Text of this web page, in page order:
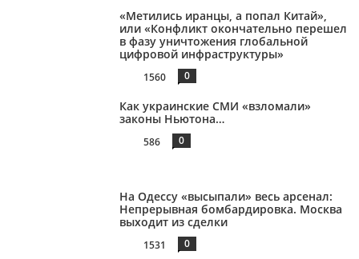
«Метились иранцы, а попал Китай»,
или «Конфликт окончательно перешел
в фазу уничтожения глобальной
цифровой инфраструктуры»
1560 0
Как украинские СМИ «взломали»
законы Ньютона…
586 0
На Одессу «высыпали» весь арсенал:
Непрерывная бомбардировка. Москва
выходит из сделки
1531 0